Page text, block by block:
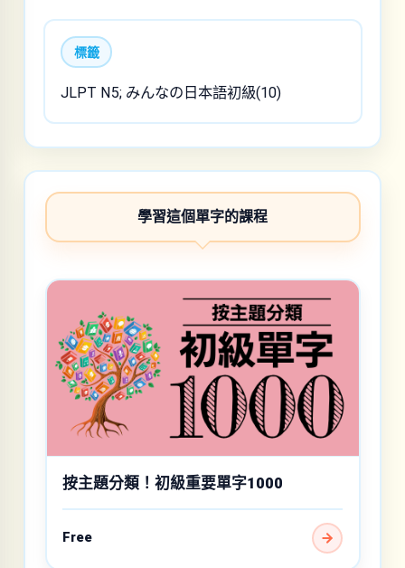
標籤
JLPT N5; みんなの日本語初級(10)
學習這個單字的課程
按主題分類！初級重要單字1000
Free